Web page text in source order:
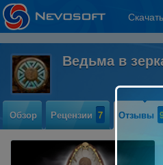
Ведьма в
Обзор Рецензии 7 Отзывы